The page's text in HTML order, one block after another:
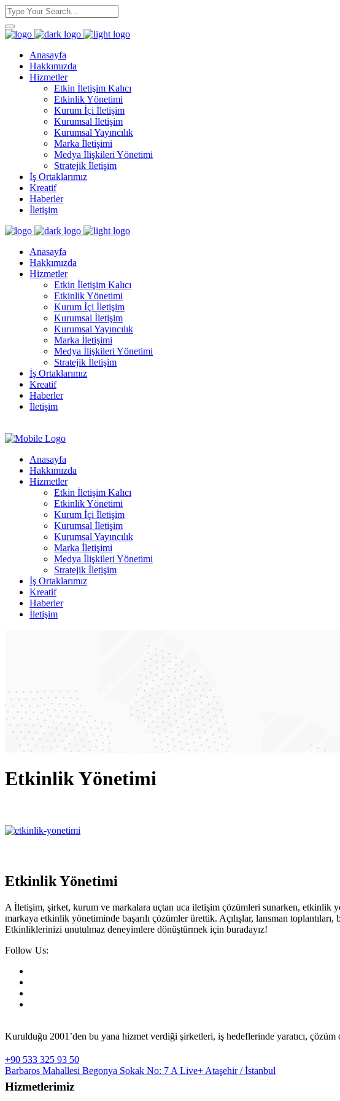
Anasayfa
Hakkımızda
Hizmetler
Etkin İletişim Kalıcı
Etkinlik Yönetimi
Kurum İçi İletişim
Kurumsal İletişim
Kurumsal Yayıncılık
Marka İletişimi
Medya İlişkileri Yönetimi
Stratejik İletişim
İş Ortaklarımız
Kreatif
Haberler
İletişim
Anasayfa
Hakkımızda
Hizmetler
Etkin İletişim Kalıcı
Etkinlik Yönetimi
Kurum İçi İletişim
Kurumsal İletişim
Kurumsal Yayıncılık
Marka İletişimi
Medya İlişkileri Yönetimi
Stratejik İletişim
İş Ortaklarımız
Kreatif
Haberler
İletişim
Anasayfa
Hakkımızda
Hizmetler
Etkin İletişim Kalıcı
Etkinlik Yönetimi
Kurum İçi İletişim
Kurumsal İletişim
Kurumsal Yayıncılık
Marka İletişimi
Medya İlişkileri Yönetimi
Stratejik İletişim
İş Ortaklarımız
Kreatif
Haberler
İletişim
Etkinlik Yönetimi
Etkinlik Yönetimi
A İletişim, şirket, kurum ve markalara uçtan uca iletişim çözümleri sunarken,
markaya etkinlik yönetiminde başarılı çözümler ürettik. Açılışlar, lansman
Etkinliklerinizi unutulmaz deneyimlere dönüştürmek için buradayız!
Follow Us:
Kurulduğu 2001’den bu yana hizmet verdiği şirketleri, iş hedeflerinde yaratıcı,
+90 533 325 93 50
Barbaros Mahallesi Begonya Sokak No: 7 A Live+ Ataşehir / İstanbul
Hizmetlerimiz